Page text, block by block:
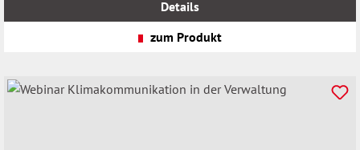
Details
zum Produkt